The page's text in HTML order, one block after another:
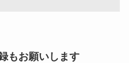
もお願いします